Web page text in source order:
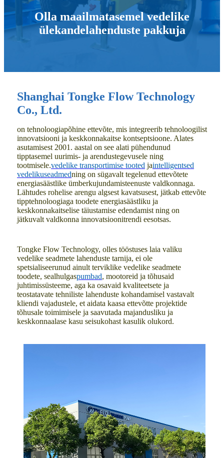
Olla maailmatasemel vedelike
ülekandelahenduste pakkuja
Shanghai Tongke Flow Technology
Co., Ltd.
on tehnoloogiapõhine ettevõte, mis integreerib tehnoloogilist
innovatsiooni ja keskkonnakaitse kontseptsioone. Alates
asutamisest 2001. aastal on see alati pühendunud
tipptasemel uurimis- ja arendustegevusele ning
tootmisele.vedelike transportimise tooted jaintelligentsed
vedelikuseadmedning on sügavalt tegelenud ettevõtete
energiasäästlike ümberkujundamisteenuste valdkonnaga.
Lähtudes rohelise arengu algsest kavatsusest, jätkab ettevõte
tipptehnoloogiaga toodete energiasäästliku ja
keskkonnakaitselise täiustamise edendamist ning on
jätkuvalt valdkonna innovatsioonitrendi eesotsas.
Tongke Flow Technology, olles tööstuses laia valiku
vedelike seadmete lahenduste tarnija, ei ole
spetsialiseerunud ainult terviklike vedelike seadmete
toodete, sealhulgaspumbad, mootoreid ja tõhusaid
juhtimissüsteeme, aga ka osavaid kvaliteetsete ja
teostatavate tehniliste lahenduste kohandamisel vastavalt
kliendi vajadustele, et aidata kaasa ettevõtte projektide
tõhusale toimimisele ja saavutada majandusliku ja
keskkonnaalase kasu seisukohast kasulik olukord.